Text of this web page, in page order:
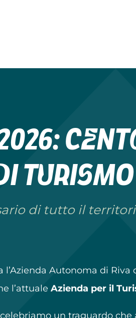
2026:
turismo
di tutto il
l’Azienda Autonoma di Riva
l’attuale Azienda per il
un traguardo che